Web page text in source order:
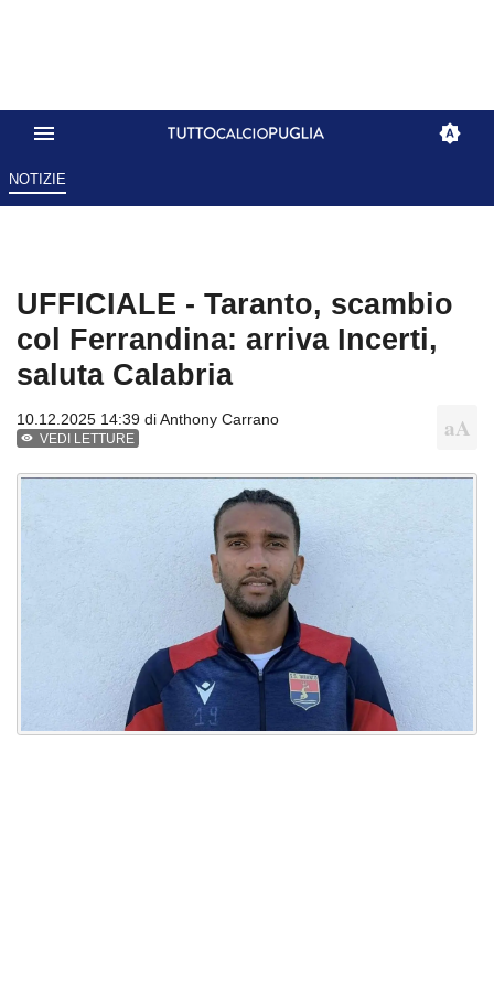
NOTIZIE
UFFICIALE - Taranto, scambio
col Ferrandina: arriva Incerti,
saluta Calabria
10.12.2025 14:39 diAnthony Carrano
VEDI LETTURE